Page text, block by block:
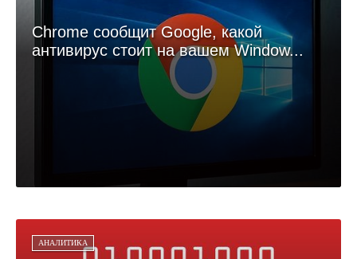
Chrome сообщит Google, какой
антивирус стоит на вашем Window...
АНАЛИТИКА